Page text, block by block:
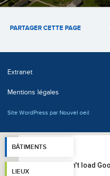
PARTAGER CETTE PAGE
Extranet
Mentions légales
Site WordPress par Nouvel oeil
BÂTIMENTS
LIEUX
This page can't load